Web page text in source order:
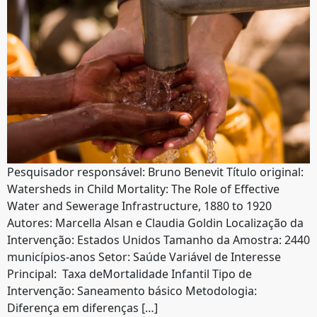
Pesquisador responsável: Bruno Benevit Título original:
Watersheds in Child Mortality: The Role of Effective
Water and Sewerage Infrastructure, 1880 to 1920
Autores: Marcella Alsan e Claudia Goldin Localização da
Intervenção: Estados Unidos Tamanho da Amostra: 2440
municípios-anos Setor: Saúde Variável de Interesse
Principal: Taxa deMortalidade Infantil Tipo de
Intervenção: Saneamento básico Metodologia:
Diferença em diferenças […]